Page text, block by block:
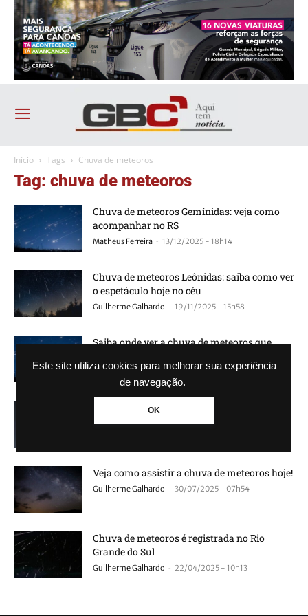
Este site utiliza cookies para melhorar sua experiência
de navegação.
OK
Início Tags Chuva de meteoros
Tag: chuva de meteoros
Chuva de meteoros Gemínidas: veja como
acompanhar no RS
Matheus Ferreira - 13/12/2025 - 18h14
Chuva de meteoros Leônidas: saiba como ver
o espetáculo hoje no céu
Guilherme Galhardo - 19/11/2025 - 15h58
Saiba onde ver a chuva de meteoros que
Matheus Ferreira - 19/10/2025 - 17h18
Veja quando será a próxima chuva de
Veja como assistir a chuva de meteoros hoje!
Guilherme Galhardo - 30/07/2025 - 07h54
Chuva de meteoros é registrada no Rio
Grande do Sul
Guilherme Galhardo - 22/04/2025 - 10h13